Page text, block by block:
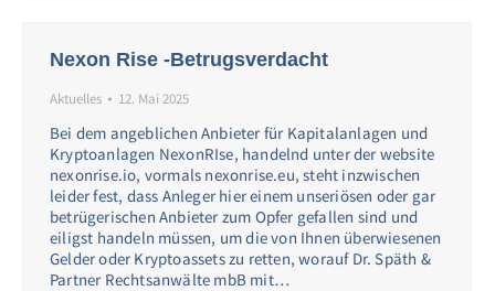
Nexon Rise -Betrugsverdacht
Aktuelles 12. Mai 2025
Bei dem angeblichen Anbieter für Kapitalanlagen und
Kryptoanlagen NexonRIse, handelnd unter der website
nexonrise.io, vormals nexonrise.eu, steht inzwischen
leider fest, dass Anleger hier einem unseriösen oder gar
betrügerischen Anbieter zum Opfer gefallen sind und
eiligst handeln müssen, um die von Ihnen überwiesenen
Gelder oder Kryptoassets zu retten, worauf Dr. Späth &
Partner Rechtsanwälte mbB mit…